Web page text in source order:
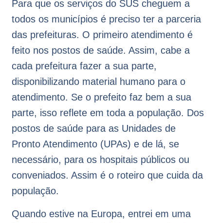
Para que os serviços do SUS cheguem a
todos os municípios é preciso ter a parceria
das prefeituras. O primeiro atendimento é
feito nos postos de saúde. Assim, cabe a
cada prefeitura fazer a sua parte,
disponibilizando material humano para o
atendimento. Se o prefeito faz bem a sua
parte, isso reflete em toda a população. Dos
postos de saúde para as Unidades de
Pronto Atendimento (UPAs) e de lá, se
necessário, para os hospitais públicos ou
conveniados. Assim é o roteiro que cuida da
população.
Quando estive na Europa, entrei em uma